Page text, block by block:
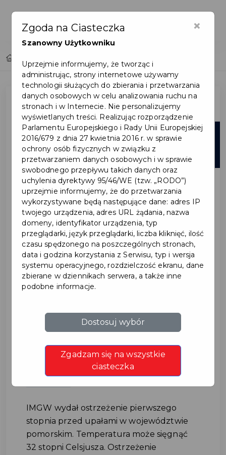
30
Instytut Meteorologii
ostrzega przed upałami
IMGW wydał ostrzeżenie pierwszego
stopnia przed upałami w województwie
pomorskim. Temperatura może sięgnąć
32 stopni Celsjusza. Ostrzeżenie
×
Zgoda na Ciasteczka
Szanowny Użytkowniku
Uprzejmie informujemy, że tworząc i
administrując, strony internetowe używamy
technologii służących do zbierania i przetwarzania
danych osobowych w celu analizowania ruchu na
stronach i w Internecie. Nie personalizujemy
wyświetlanych treści. Realizując rozporządzenie
Parlamentu Europejskiego i Rady Unii Europejskiej
2016/679 z dnia 27 kwietnia 2016 r. w sprawie
ochrony osób fizycznych w związku z
przetwarzaniem danych osobowych i w sprawie
swobodnego przepływu takich danych oraz
uchylenia dyrektywy 95/46/WE (tzw. „RODO”)
uprzejmie informujemy, że do przetwarzania
wykorzystywane będą następujące dane: adres IP
twojego urządzenia, adres URL żądania, nazwa
domeny, identyfikator urządzenia, typ
przeglądarki, język przeglądarki, liczba kliknięć, ilość
czasu spędzonego na poszczególnych stronach,
data i godzina korzystania z Serwisu, typ i wersja
systemu operacyjnego, rozdzielczość ekranu, dane
zbierane w dziennikach serwera, a także inne
podobne informacje.
Dostosuj wybór
Zgadzam się na wszystkie
ciasteczka